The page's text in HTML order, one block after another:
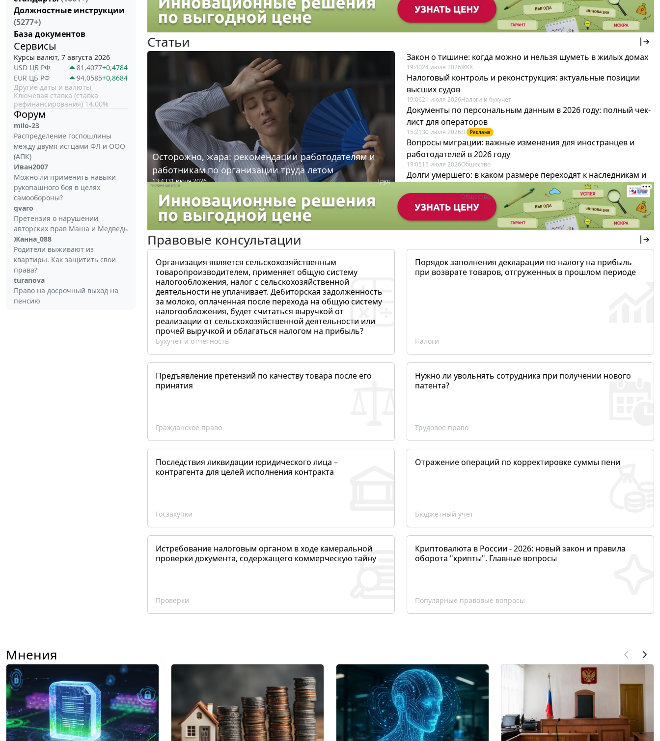
Должностные инструкции
(5277+)
База документов
Сервисы
Курсы валют, 7 августа 2026
USD ЦБ РФ
81,4077+0,4784
EUR ЦБ РФ
94,0585+0,8684
Другие даты и валюты
Ключевая ставка (ставка
рефинансирования) 14.00%
Форум
milo-23
Распределение госпошлины
между двумя истцами ФЛ и ООО
(АПК)
Иван2007
Можно ли применить навыки
рукопашного боя в целях
самообороны?
qvaro
Претензия о нарушении
авторских прав Маша и Медведь
Жанна_088
Родители выживают из
квартиры. Как защитить свои
права?
turanova
Право на досрочный выход на
пенсию
Статьи
Осторожно, жара: рекомендации работодателям и
работникам по организации труда летом
13:4331 июля 2026 Труд
Закон о тишине: когда можно и нельзя шуметь в жилых домах
19:4024 июля 2026ЖКХ
Налоговый контроль и реконструкция: актуальные позиции
высших судов
19:0621 июля 2026Налоги и бухучет
Документы по персональным данным в 2026 году: полный чек-
лист для операторов
15:21 30 июля 2026IT Реклама
Вопросы миграции: важные изменения для иностранцев и
работодателей в 2026 году
19:0515 июля 2026Общество
Долги умершего: в каком размере переходят к наследникам и
19:43 Общество
Правовые консультации
Организация является сельскохозяйственным
товаропроизводителем, применяет общую систему
налогообложения, налог с сельскохозяйственной
деятельности не уплачивает. Дебиторская задолженность
за молоко, оплаченная после перехода на общую систему
налогообложения, будет считаться выручкой от
реализации от сельскохозяйственной деятельности или
прочей выручкой и облагаться налогом на прибыль?
Бухучет и отчетность
Порядок заполнения декларации по налогу на прибыль
при возврате товаров, отгруженных в прошлом периоде
Налоги
Предъявление претензий по качеству товара после его
принятия
Гражданское право
Нужно ли увольнять сотрудника при получении нового
патента?
Трудовое право
Последствия ликвидации юридического лица –
контрагента для целей исполнения контракта
Госзакупки
Отражение операций по корректировке суммы пени
Бюджетный учет
Истребование налоговым органом в ходе камеральной
проверки документа, содержащего коммерческую тайну
Проверки
Криптовалюта в России - 2026: новый закон и правила
оборота "крипты". Главные вопросы
Популярные правовые вопросы
Мнения